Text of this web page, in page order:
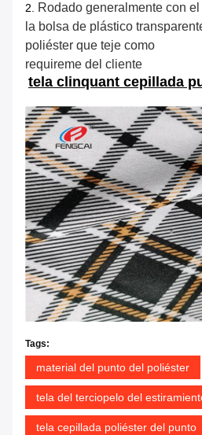
2. Rodado generalmente con
la bolsa de plástico
poliéster que teje como
requireme del cliente
tela clinquant cepillada
Tags:
material del punto del poliéster
tela del terciopelo del
tela cepillada poliéster del punto